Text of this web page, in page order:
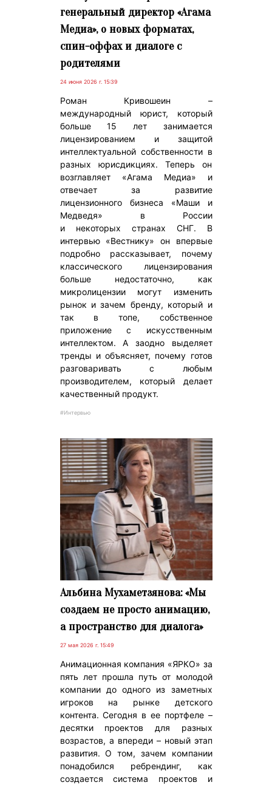
генеральный директор «Агама
Медиа», о новых форматах,
спин-оффах и диалоге с
родителями
24 июня 2026 г. 15:39
Роман Кривошеин –
международный юрист, который
больше 15 лет занимается
лицензированием и защитой
интеллектуальной собственности в
разных юрисдикциях. Теперь он
возглавляет «Агама Медиа» и
отвечает за развитие
лицензионного бизнеса «Маши и
Медведя» в России
и некоторых странах СНГ. В
интервью «Вестнику» он впервые
подробно рассказывает, почему
классического лицензирования
больше недостаточно, как
микролицензии могут изменить
рынок и зачем бренду, который и
так в топе, собственное
приложение с искусственным
интеллектом. А заодно выделяет
тренды и объясняет, почему готов
разговаривать с любым
производителем, который делает
качественный продукт.
#Интервью
Альбина Мухаметзянова: «Мы
создаем не просто анимацию,
а пространство для диалога»
27 мая 2026 г. 15:49
Анимационная компания «ЯРКО» за
пять лет прошла путь от молодой
компании до одного из заметных
игроков на рынке детского
контента. Сегодня в ее портфеле –
десятки проектов для разных
возрастов, а впереди – новый этап
развития. О том, зачем компании
понадобился ребрендинг, как
создается система проектов и